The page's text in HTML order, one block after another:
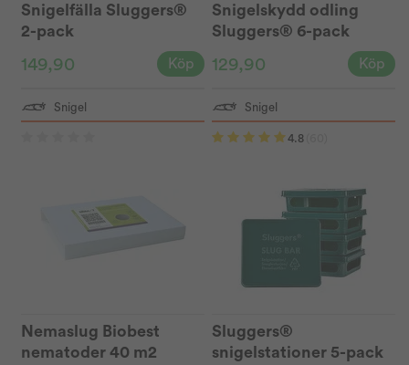
Snigelfälla Sluggers®
2-pack
149,90 Köp
Snigelskydd odling
Sluggers® 6-pack
129,90 Köp
Snigel
Nemaslug Biobest
nematoder 40 m2
Snigel
4.8
Sluggers®
snigelstationer 5-pack